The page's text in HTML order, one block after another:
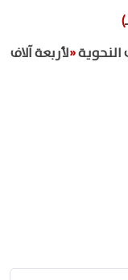
)
«لأربعة آلاف